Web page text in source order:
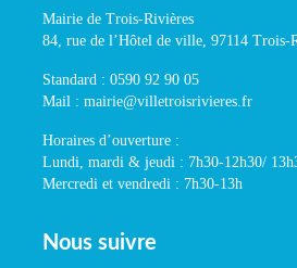
Mairie de Trois-Rivières
84, rue de l’Hôtel de ville, 97114 Trois-
Standard : 0590 92 90 05
Mail : mairie@villetroisrivieres.fr
Horaires d’ouverture :
Lundi, mardi & jeudi : 7h30-12h30/
Mercredi et vendredi : 7h30-13h
Nous suivre